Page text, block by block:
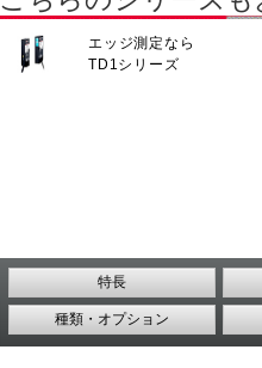
エッジ測定なら
TD1シリーズ
特長
種類・オプション